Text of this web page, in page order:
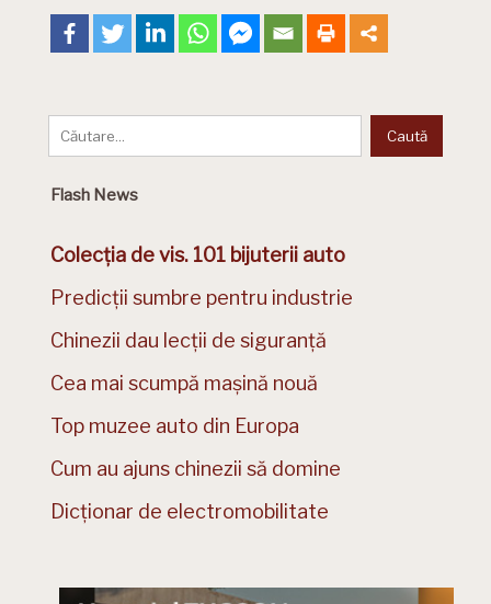
Flash News
Colecția de vis. 101 bijuterii auto
Predicții sumbre pentru industrie
Chinezii dau lecții de siguranță
Cea mai scumpă mașină nouă
Top muzee auto din Europa
Cum au ajuns chinezii să domine
Dicționar de electromobilitate